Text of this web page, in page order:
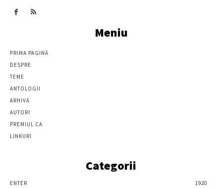
Meniu
PRIMA PAGINĂ
DESPRE
TEME
ANTOLOGII
ARHIVĂ
AUTORI
PREMIUL CA
LINKURI
Categorii
ENTER 1920